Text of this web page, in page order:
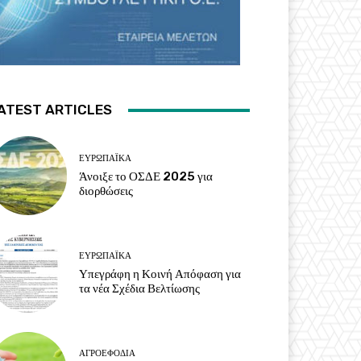
ARTICLES
ΕΥΡΩΠΑΪΚΆ
Άνοιξε το ΟΣΔΕ 2025 για
διορθώσεις
ΕΥΡΩΠΑΪΚΆ
Υπεγράφη η Κοινή Απόφαση για
τα νέα Σχέδια Βελτίωσης
ΑΓΡΟΕΦΌΔΙΑ